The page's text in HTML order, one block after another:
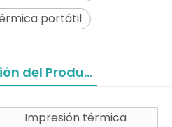
portátil
Descripción del Producto
Impresión térmica